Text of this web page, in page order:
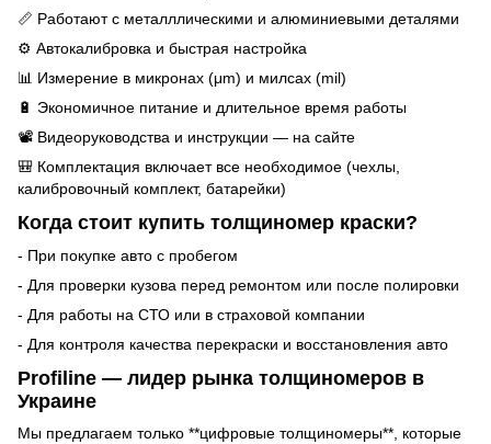
📏 Работают с металллическими и алюминиевыми деталями
⚙️ Автокалибровка и быстрая настройка
📊 Измерение в микронах (μm) и милсах (mil)
🔋 Экономичное питание и длительное время работы
📽️ Видеоруководства и инструкции — на сайте
🎒 Комплектация включает все необходимое (чехлы,
калибровочный комплект, батарейки)
Когда стоит купить толщиномер краски?
- При покупке авто с пробегом
- Для проверки кузова перед ремонтом или после полировки
- Для работы на СТО или в страховой компании
- Для контроля качества перекраски и восстановления авто
Profiline — лидер рынка толщиномеров в
Украине
Мы предлагаем только **цифровые толщиномеры**, которые